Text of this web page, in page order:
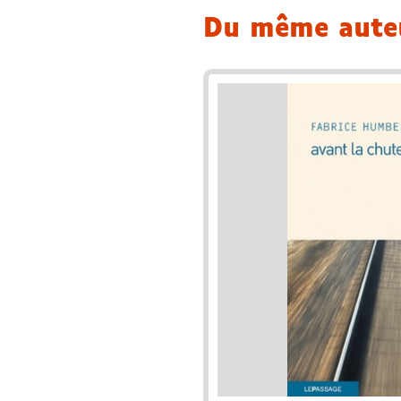
Du même